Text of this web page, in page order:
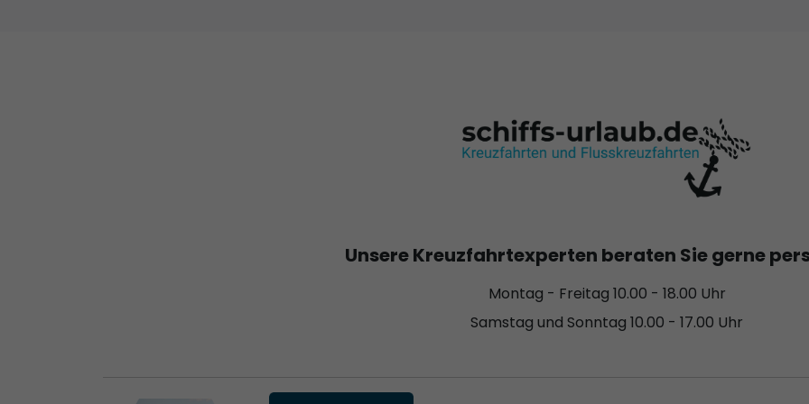
Unsere Kreuzfahrtexperten beraten Sie gerne
Montag - Freitag 10.00 - 18.00 Uhr
Samstag und Sonntag 10.00 - 17.00 Uhr